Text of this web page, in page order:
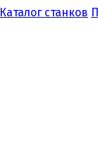
Каталог станков